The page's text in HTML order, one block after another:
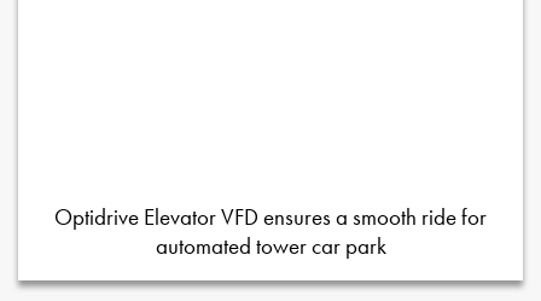
Optidrive Elevator VFD ensures a smooth ride for
automated tower car park